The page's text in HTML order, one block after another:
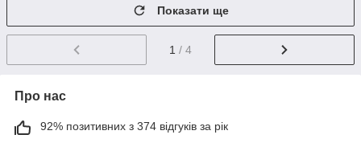
Показати ще
1 / 4
Про нас
92% позитивних з 374 відгуків за рік